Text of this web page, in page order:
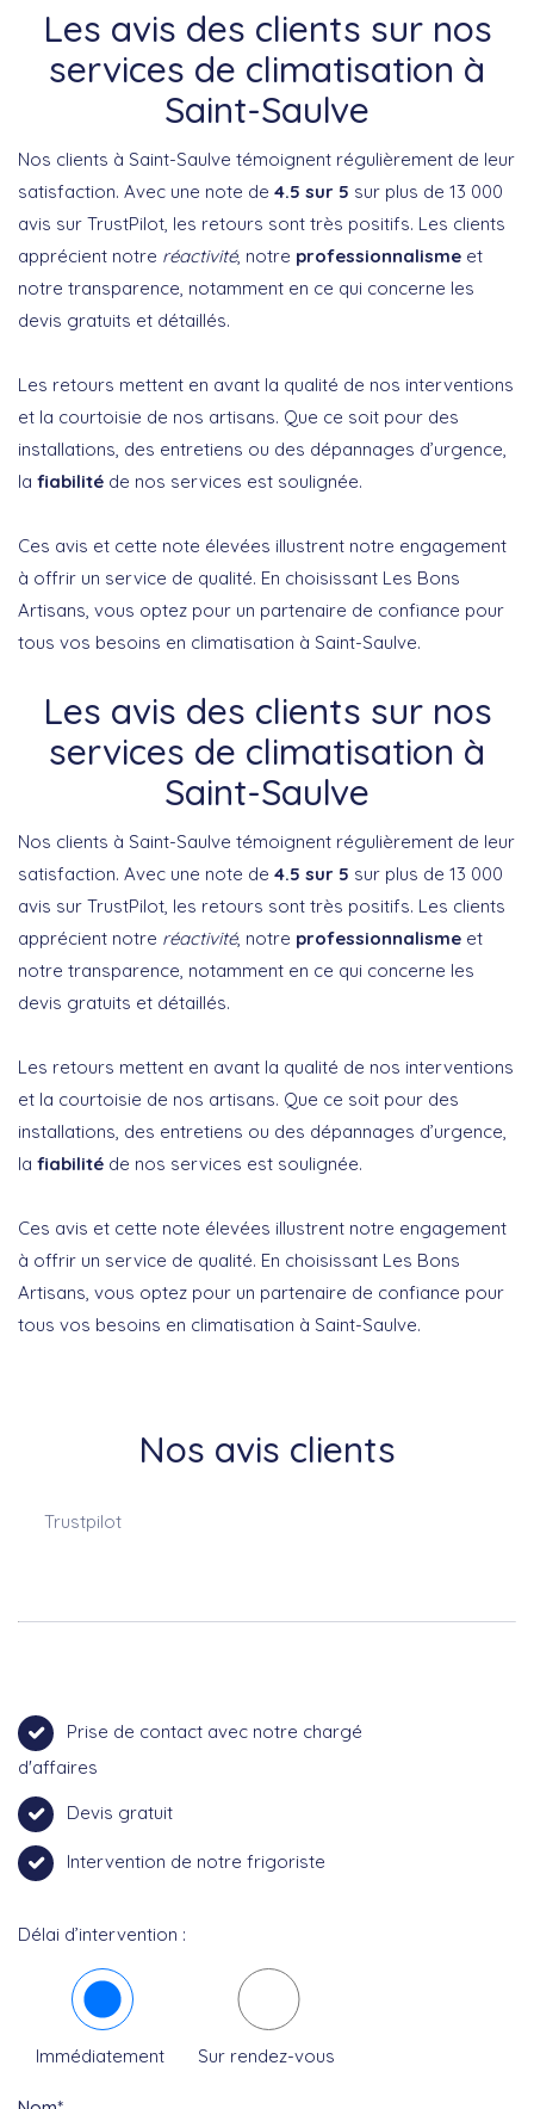
Les avis des clients sur nos
services de climatisation à
Saint-Saulve
Nos clients à Saint-Saulve témoignent régulièrement de leur
satisfaction. Avec une note de 4.5 sur 5 sur plus de 13 000
avis sur TrustPilot, les retours sont très positifs. Les clients
apprécient notre réactivité, notre professionnalisme et
notre transparence, notamment en ce qui concerne les
devis gratuits et détaillés.
Les retours mettent en avant la qualité de nos interventions
et la courtoisie de nos artisans. Que ce soit pour des
installations, des entretiens ou des dépannages d’urgence,
la fiabilité de nos services est soulignée.
Ces avis et cette note élevées illustrent notre engagement
à offrir un service de qualité. En choisissant Les Bons
Artisans, vous optez pour un partenaire de confiance pour
tous vos besoins en climatisation à Saint-Saulve.
Les avis des clients sur nos
services de climatisation à
Saint-Saulve
Nos clients à Saint-Saulve témoignent régulièrement de leur
satisfaction. Avec une note de 4.5 sur 5 sur plus de 13 000
avis sur TrustPilot, les retours sont très positifs. Les clients
apprécient notre réactivité, notre professionnalisme et
notre transparence, notamment en ce qui concerne les
devis gratuits et détaillés.
Les retours mettent en avant la qualité de nos interventions
et la courtoisie de nos artisans. Que ce soit pour des
installations, des entretiens ou des dépannages d’urgence,
la fiabilité de nos services est soulignée.
Ces avis et cette note élevées illustrent notre engagement
à offrir un service de qualité. En choisissant Les Bons
Artisans, vous optez pour un partenaire de confiance pour
tous vos besoins en climatisation à Saint-Saulve.
Nos avis clients
Trustpilot
Prise de contact avec notre chargé
d'affaires
Devis gratuit
Intervention de notre frigoriste
Délai d’intervention :
Immédiatement Sur rendez-vous